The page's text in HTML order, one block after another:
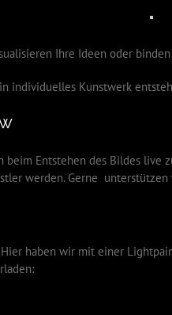
Ihre Ideen oder
individuelles Kunstwerk
Entstehen des Bildes
werden. Gerne
Hier haben wir mit einer